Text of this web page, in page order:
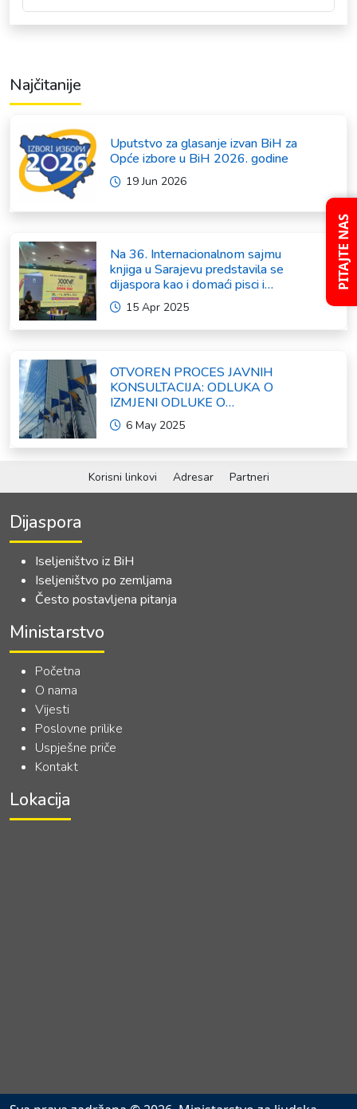
PITAJTE NAS
Najčitanije
Uputstvo za glasanje izvan BiH za
Opće izbore u BiH 2026. godine
19 Jun 2026
Na 36. Internacionalnom sajmu
knjiga u Sarajevu predstavila se
dijaspora kao i domaći pisci i
umjetnici
15 Apr 2025
OTVOREN PROCES JAVNIH
KONSULTACIJA: ODLUKA O
IZMJENI ODLUKE O
FORMIRANJU INTERRESORNE
RADNE GRUPE ZA IZRADU
OKVIRNOG ZAKONA O
INSTITUCIJA BOSNE I
HERCEGOVINE
6 May 2025
Korisni linkovi Adresar Partneri
Dijaspora
Iseljeništvo iz BiH
Iseljeništvo po zemljama
Često postavljena pitanja
Ministarstvo
Početna
O nama
Vijesti
Poslovne prilike
Uspješne priče
Kontakt
Lokacija